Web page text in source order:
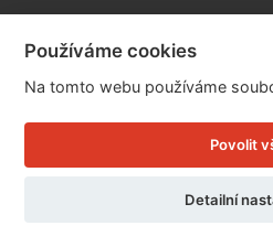
Cena:
Doručíme
Používáme cookies
Na tomto webu používáme
Povolit
Detailní